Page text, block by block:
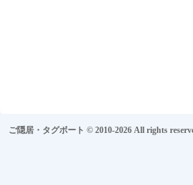
ご隠居・タグボート © 2010-2026 All rights